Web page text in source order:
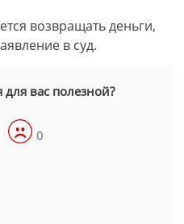
возвращать деньги,
в суд.
для вас полезной?
0